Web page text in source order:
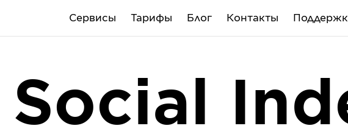
Сервисы Тарифы Блог Контакты
Social